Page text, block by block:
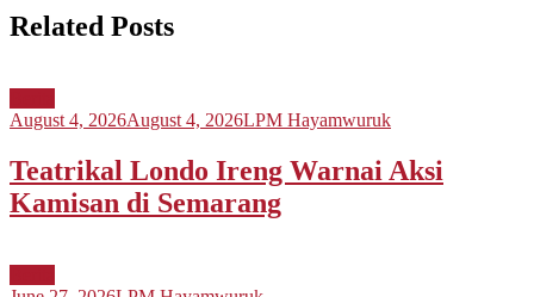
Related Posts
August 4, 2026August 4, 2026LPM Hayamwuruk
Teatrikal Londo Ireng Warnai Aksi
Kamisan di Semarang